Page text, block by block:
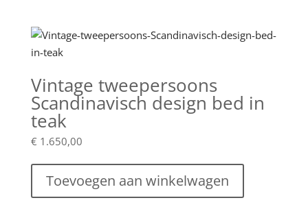
Vintage tweepersoons
Scandinavisch design bed in
teak
€ 1.650,00
Toevoegen aan winkelwagen